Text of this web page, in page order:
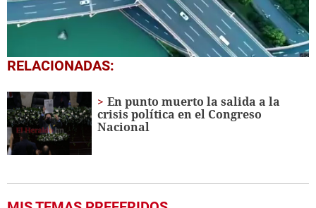
0
seconds
1
minute,
24
seconds
RELACIONADAS:
En punto muerto la salida a la
crisis política en el Congreso
Nacional